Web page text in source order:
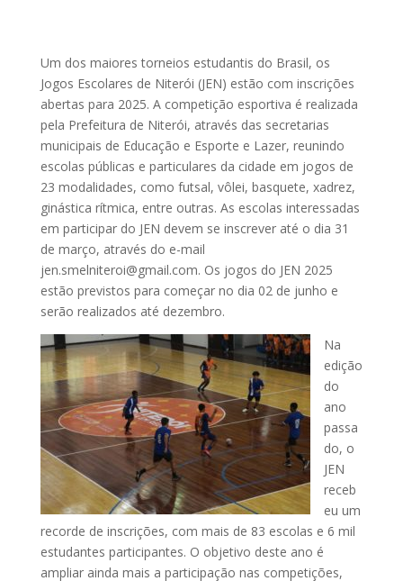
Um dos maiores torneios estudantis do Brasil, os
Jogos Escolares de Niterói (JEN) estão com inscrições
abertas para 2025. A competição esportiva é realizada
pela Prefeitura de Niterói, através das secretarias
municipais de Educação e Esporte e Lazer, reunindo
escolas públicas e particulares da cidade em jogos de
23 modalidades, como futsal, vôlei, basquete, xadrez,
ginástica rítmica, entre outras. As escolas interessadas
em participar do JEN devem se inscrever até o dia 31
de março, através do e-mail
jen.smelniteroi@gmail.com. Os jogos do JEN 2025
estão previstos para começar no dia 02 de junho e
serão realizados até dezembro.
Na
edição
do
ano
passa
do, o
JEN
receb
eu um
recorde de inscrições, com mais de 83 escolas e 6 mil
estudantes participantes. O objetivo deste ano é
ampliar ainda mais a participação nas competições,